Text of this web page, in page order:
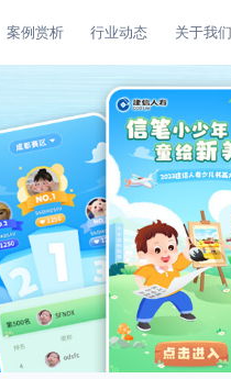
案例赏析 行业动态 关于我们